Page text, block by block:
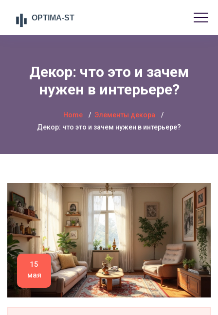
Декор: что это и зачем
нужен в интерьере?
Home
Элементы декора
Декор: что это и зачем нужен в интерьере?
15
мая